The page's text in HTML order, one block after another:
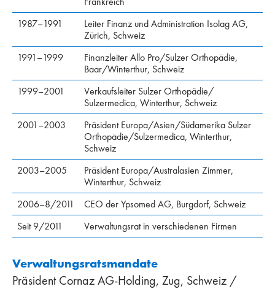
1987–1991
Leiter Finanz und Administration Isolag AG,
Zürich, Schweiz
1991–1999
Finanzleiter Allo Pro/Sulzer Orthopädie,
Baar/Winterthur, Schweiz
1999–2001
Verkaufsleiter Sulzer Orthopädie/
Sulzermedica, Winterthur, Schweiz
2001–2003
Präsident Europa/Asien/Südamerika Sulzer
Orthopädie/Sulzermedica, Winterthur,
Schweiz
2003–2005
Präsident Europa/Australasien Zimmer,
Winterthur, Schweiz
2006–8/2011
CEO der Ypsomed AG, Burgdorf, Schweiz
Seit 9/2011
Verwaltungsrat in verschiedenen Firmen
Verwaltungsratsmandate
Präsident Cornaz AG-Holding, Zug, Schweiz /